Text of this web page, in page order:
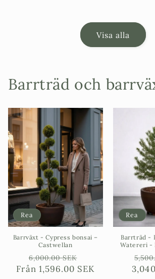
Visa alla
Barrträd och
Rea
Barrväxt - Cypress bonsai –
Castwellan
Ordinarie
pris
6,000.00 SEK
Försäljningspris
Från 1,596.00 SEK
Rea
Barrträd -
Watereri -
pris